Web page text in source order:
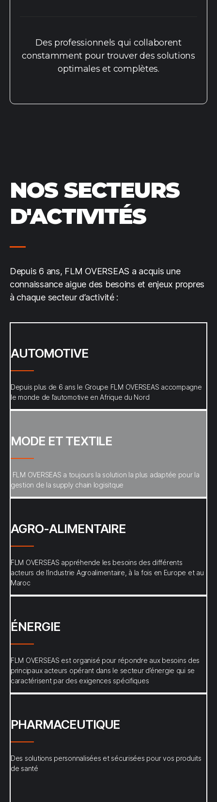
Des professionnels qui collaborent
constamment pour trouver des solutions
optimales et complètes.
NOS SECTEURS
D'ACTIVITÉS
Depuis 6 ans, FLM OVERSEAS a acquis une
connaissance aigue des besoins et enjeux propres
à chaque secteur d’activité :
AUTOMOTIVE
Depuis plus de 6 ans le Groupe FLM OVERSEAS accompagne
le monde de l’automotive en Afrique du Nord
MODE ET TEXTILE
FLM OVERSEAS a toujours la solution la plus adaptée pour la
gestion de la supply chain logisitque
AGRO-ALIMENTAIRE
FLM OVERSEAS appréhende les besoins des différents
acteurs de l’industrie Agroalimentaire, à la fois en Europe et au
Maroc
ÉNERGIE
FLM OVERSEAS est organisé pour répondre aux besoins des
principaux acteurs opérant dans le secteur d’énergie qui se
caractérisent par des exigences spécifiques
PHARMACEUTIQUE
Des solutions personnalisées et sécurisées pour vos produits
de santé